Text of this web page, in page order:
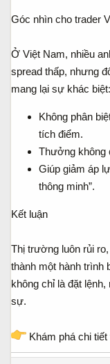
Góc nhìn cho trader
Ở Việt Nam, nhiều
spread thấp, nhưng
mang lại sự khác biệt:
Không phân
tích điểm.
Thưởng không
Giúp giảm áp
thông minh”.
Kết luận
Thị trường luôn rủi
thành một hành trình
không chỉ là đặt
sự.
Khám phá chi tiết